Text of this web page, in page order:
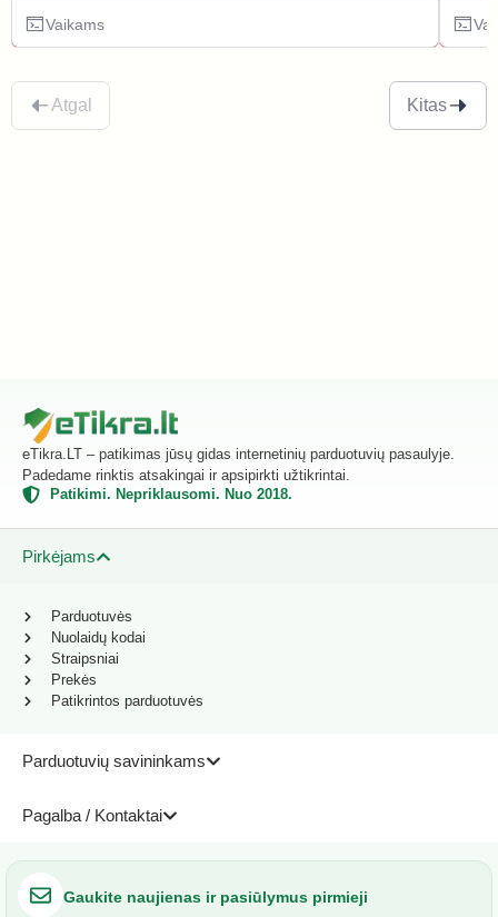
Vaikams
Atgal Kitas
eTikra.LT – patikimas jūsų gidas internetinių parduotuvių pasaulyje.
Padedame rinktis atsakingai ir apsipirkti užtikrintai.
Patikimi. Nepriklausomi. Nuo 2018.
Pirkėjams
Parduotuvių savininkams
Pagalba / Kontaktai
Parduotuvės
Nuolaidų kodai
Straipsniai
Prekės
Patikrintos parduotuvės
Gaukite naujienas ir pasiūlymus pirmieji